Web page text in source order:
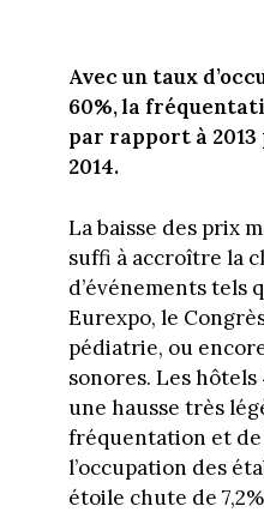
Avec un taux
60%, la
par rapport à 2013
2014.
La baisse des prix
suffi à accroître la
d’événements tels
Eurexpo, le
pédiatrie, ou
sonores. Les
une hausse très
fréquentation et
l’occupation des
étoile chute de